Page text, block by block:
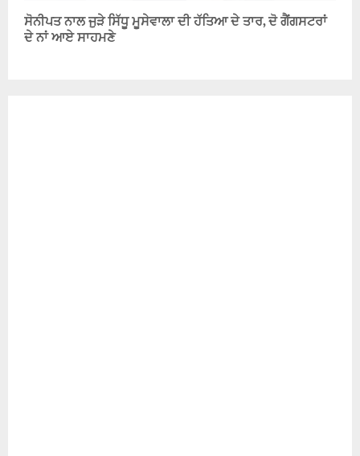
ਸੋਨੀਪਤ ਨਾਲ ਜੁੜੇ ਸਿੱਧੂ ਮੂਸੇਵਾਲਾ ਦੀ ਹੱਤਿਆ ਦੇ ਤਾਰ, ਦੋ ਗੈਂਗਸਟਰਾਂ
ਦੇ ਨਾਂ ਆਏ ਸਾਹਮਣੇ